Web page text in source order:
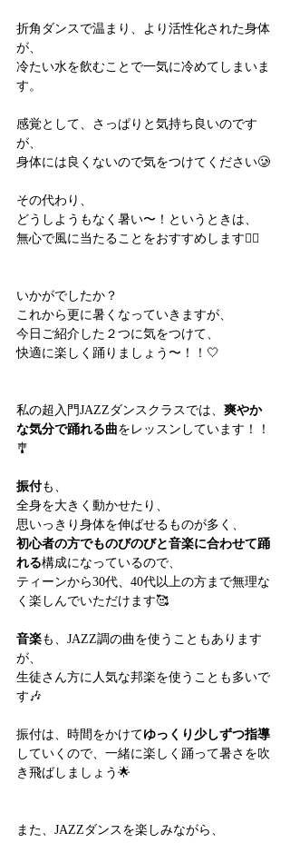
折角ダンスで温まり、より活性化された身体
が、
冷たい水を飲むことで一気に冷めてしまいま
す。
感覚として、さっぱりと気持ち良いのです
が、
身体には良くないので気をつけてください🥲
その代わり、
どうしようもなく暑い〜！というときは、
無心で風に当たることをおすすめします🙆‍♀️
いかがでしたか？
これから更に暑くなっていきますが、
今日ご紹介した２つに気をつけて、
快適に楽しく踊りましょう〜！！🤍
私の超入門JAZZダンスクラスでは、 爽やか
な気分で踊れる曲をレッスンしています！！
🎐
振付も、
全身を大きく動かせたり、
思いっきり身体を伸ばせるものが多く、
初心者の方でものびのびと音楽に合わせて踊
れる構成になっているので、
ティーンから30代、40代以上の方まで無理な
く楽しんでいただけます🥰
音楽も、JAZZ調の曲を使うこともあります
が、
生徒さん方に人気な邦楽を使うことも多いで
す🎶
振付は、時間をかけてゆっくり少しずつ指導
していくので、一緒に楽しく踊って暑さを吹
き飛ばしましょう🌟
また、JAZZダンスを楽しみながら、